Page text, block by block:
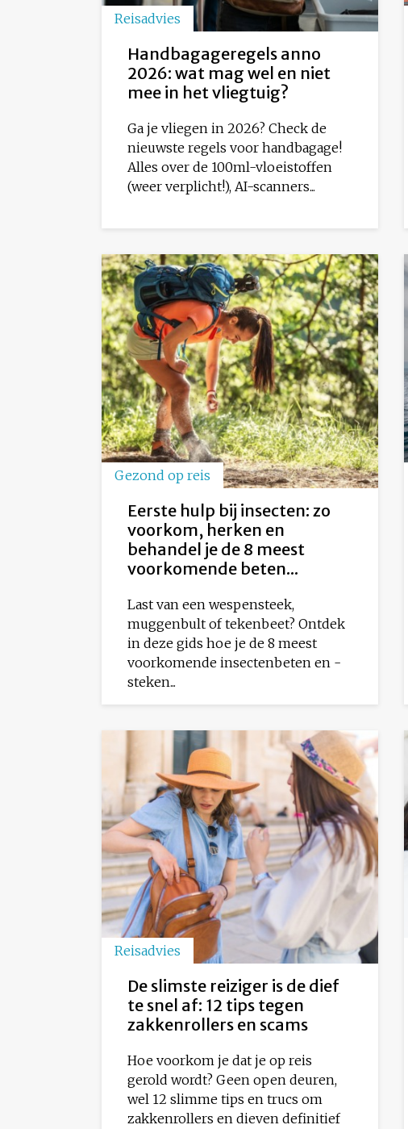
Reisadvies
Handbagageregels anno
2026: wat mag wel en niet
mee in het vliegtuig?
Ga je vliegen in 2026? Check de
nieuwste regels voor handbagage!
Alles over de 100ml-vloeistoffen
(weer verplicht!), AI-scanners...
Gezond op reis
Eerste hulp bij insecten: zo
voorkom, herken en
behandel je de 8 meest
voorkomende beten...
Last van een wespensteek,
muggenbult of tekenbeet? Ontdek
in deze gids hoe je de 8 meest
voorkomende insectenbeten en -
steken...
Reisadvies
De slimste reiziger is de dief
te snel af: 12 tips tegen
zakkenrollers en scams
Hoe voorkom je dat je op reis
gerold wordt? Geen open deuren,
wel 12 slimme tips en trucs om
zakkenrollers en dieven definitief